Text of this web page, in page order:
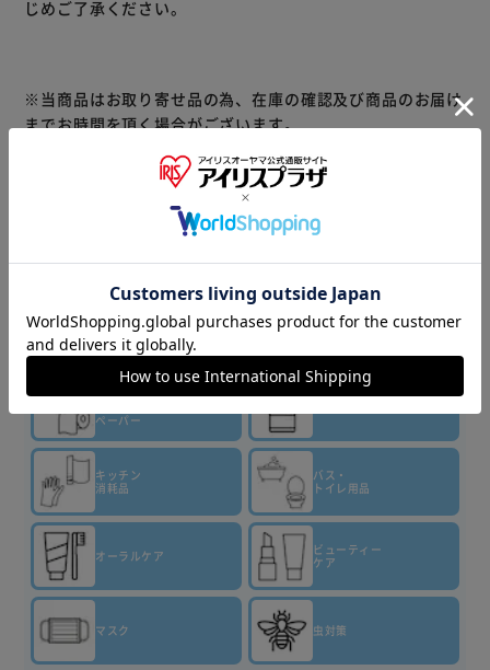
じめご了承ください。
※当商品はお取り寄せ品の為、在庫の確認及び商品のお届け
までお時間を頂く場合がございます。
また、商品がメーカーにて完売となっていた場合、キャンセ
ル又は注文内容の変更をお願いいたしております。
予めご了承くださいますようお願いいたします。
商品はアイリスプラザがセレクトしたオススメ商品です。
商品情報
▼その他 商品はこちら▼
ティッシュ・
ペーパー
キッチン
消耗品
バス・
トイレ用品
オーラルケア
ビューティー
ケア
マスク 虫対策